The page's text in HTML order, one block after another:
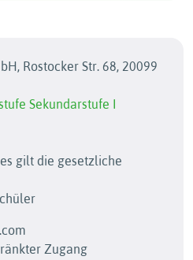
Rostocker Str. 68, 20099
Sekundarstufe I
gilt die gesetzliche
Zugang